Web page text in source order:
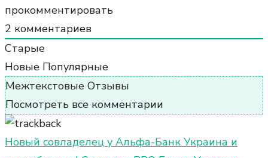
прокомментировать
2 комментариев
Старые
Новые Популярные
Межтекстовые Отзывы
Посмотреть все комментарии
Новый совладелец у Альфа-Банк Украина и